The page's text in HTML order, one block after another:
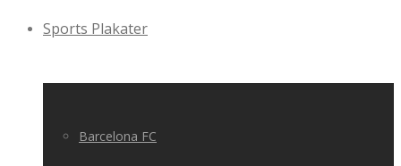
Sports Plakater
Barcelona FC